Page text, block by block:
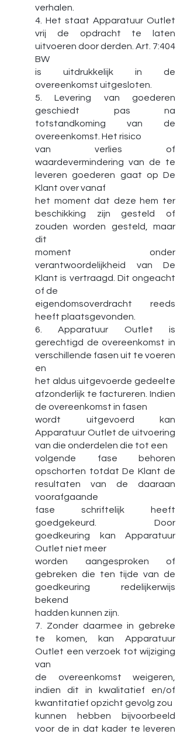
verhalen.
4. Het staat Apparatuur Outlet
vrij de opdracht te laten
uitvoeren door derden. Art. 7:404
BW
is uitdrukkelijk in de
overeenkomst uitgesloten.
5. Levering van goederen
geschiedt pas na
totstandkoming van de
overeenkomst. Het risico
van verlies of
waardevermindering van de te
leveren goederen gaat op De
Klant over vanaf
het moment dat deze hem ter
beschikking zijn gesteld of
zouden worden gesteld, maar
dit
moment onder
verantwoordelijkheid van De
Klant is vertraagd. Dit ongeacht
of de
eigendomsoverdracht reeds
heeft plaatsgevonden.
6. Apparatuur Outlet is
gerechtigd de overeenkomst in
verschillende fasen uit te voeren
en
het aldus uitgevoerde gedeelte
afzonderlijk te factureren. Indien
de overeenkomst in fasen
wordt uitgevoerd kan
Apparatuur Outlet de uitvoering
van die onderdelen die tot een
volgende fase behoren
opschorten totdat De Klant de
resultaten van de daaraan
voorafgaande
fase schriftelijk heeft
goedgekeurd. Door
goedkeuring kan Apparatuur
Outlet niet meer
worden aangesproken of
gebreken die ten tijde van de
goedkeuring redelijkerwijs
bekend
hadden kunnen zijn.
7. Zonder daarmee in gebreke
te komen, kan Apparatuur
Outlet een verzoek tot wijziging
van
de overeenkomst weigeren,
indien dit in kwalitatief en/of
kwantitatief opzicht gevolg zou
kunnen hebben bijvoorbeeld
voor de in dat kader te leveren